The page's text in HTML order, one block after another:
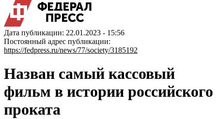
Дата публикации: 22.01.2023 - 15:56
Постоянный адрес публикации:
https://fedpress.ru/news/77/society/3185192
Назван самый кассовый
фильм в истории российского
проката